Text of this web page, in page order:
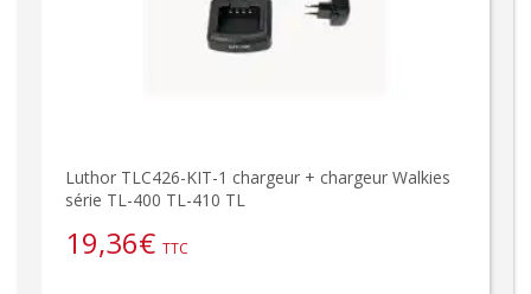
Luthor TLC426-KIT-1 chargeur + chargeur Walkies
série TL-400 TL-410 TL
19,36€ TTC